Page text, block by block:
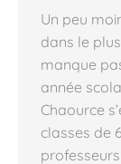
Un peu
dans le
manque
année
Chaource
classes de